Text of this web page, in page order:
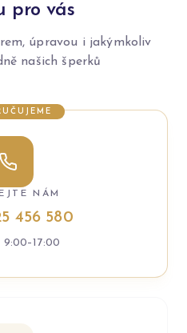
pro vás
úpravou i jakýmkoliv
našich šperků
NÁM
456 580
9:00–17:00